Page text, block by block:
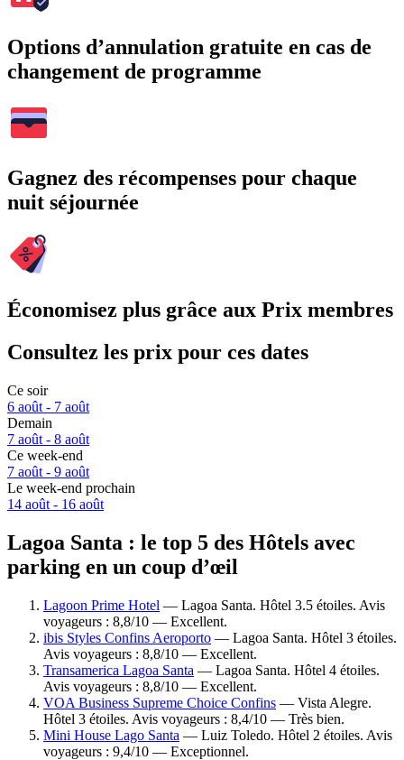
Options d’annulation gratuite en cas de
changement de programme
Gagnez des récompenses pour chaque
nuit séjournée
Économisez plus grâce aux Prix membres
Consultez les prix pour ces dates
Ce soir
6 août - 7 août
Demain
7 août - 8 août
Ce week-end
7 août - 9 août
Le week-end prochain
14 août - 16 août
Lagoa Santa : le top 5 des Hôtels avec
parking en un coup d’œil
Lagoon Prime Hotel — Lagoa Santa. Hôtel 3.5 étoiles. Avis
voyageurs : 8,8/10 — Excellent.
ibis Styles Confins Aeroporto — Lagoa Santa. Hôtel 3 étoiles.
Avis voyageurs : 8,8/10 — Excellent.
Transamerica Lagoa Santa — Lagoa Santa. Hôtel 4 étoiles.
Avis voyageurs : 8,8/10 — Excellent.
VOA Business Supreme Choice Confins — Vista Alegre.
Hôtel 3 étoiles. Avis voyageurs : 8,4/10 — Très bien.
Mini House Lago Santa — Luiz Toledo. Hôtel 2 étoiles. Avis
voyageurs : 9,4/10 — Exceptionnel.